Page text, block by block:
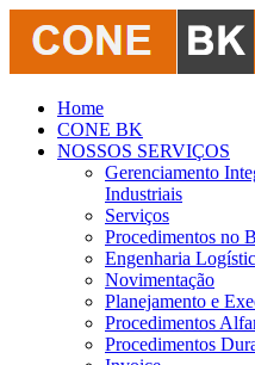
Home
CONE BK
NOSSOS SERVIÇOS
Gerenciamento
Industriais
Serviços
Procedimentos no
Engenharia
Novimentação
Planejamento e
Procedimentos
Procedimentos